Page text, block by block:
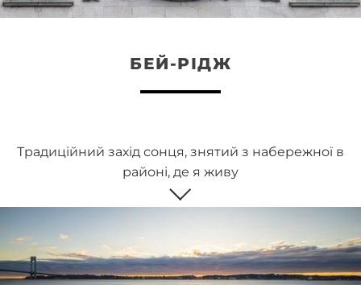
БЕЙ-РІДЖ
Традиційний захід сонця, знятий з набережної в
районі, де я живу